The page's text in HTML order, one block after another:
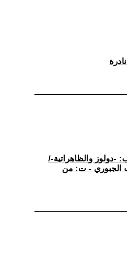
-دولوز والظاهراتية-/
الجبوري - ت: من